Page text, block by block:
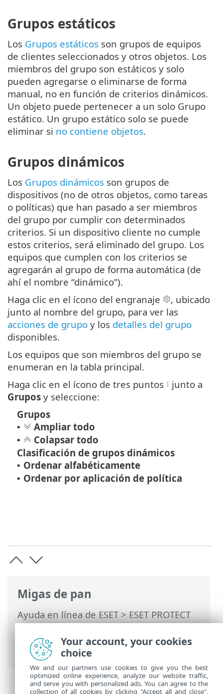
Migas de pan
Ayuda en línea de ESET>ESET PROTECT
On-Prem>Usar ESET PROTECT On-Prem
ESET PROTECT On-Prem Menú principal
Equipos > Grupos
Grupos estáticos
Los Grupos estáticos son grupos de equipos
de clientes seleccionados y otros objetos. Los
miembros del grupo son estáticos y solo
pueden agregarse o eliminarse de forma
manual, no en función de criterios dinámicos.
Un objeto puede pertenecer a un solo Grupo
estático. Un grupo estático solo se puede
eliminar si no contiene objetos.
Grupos dinámicos
Los Grupos dinámicos son grupos de
dispositivos (no de otros objetos, como tareas
o políticas) que han pasado a ser miembros
del grupo por cumplir con determinados
criterios. Si un dispositivo cliente no cumple
estos criterios, será eliminado del grupo. Los
equipos que cumplen con los criterios se
agregarán al grupo de forma automática (de
ahí el nombre “dinámico”).
Haga clic en el ícono del engranaje
, ubicado
junto al nombre del grupo, para ver las
acciones de grupo y los detalles del grupo
disponibles.
Los equipos que son miembros del grupo se
enumeran en la tabla principal.
Haga clic en el ícono de tres puntos
junto a
Grupos y seleccione:
Grupos
• Ampliar todo
•
Colapsar todo
Clasificación de grupos dinámicos
• Ordenar alfabéticamente
• Ordenar por aplicación de política
Your account, your cookies
choice
We and our partners use cookies to give you the best
optimized online experience, analyze our website traffic,
and serve you with personalized ads. You can agree to the
collection of all cookies by clicking "Accept all and close",